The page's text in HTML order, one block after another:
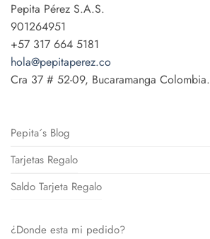
Pepita Pérez S.A.S.
901264951
+57 317 664 5181
hola@pepitaperez.co
Cra 37 # 52-09, Bucaramanga Colombia.
Pepita´s Blog
Tarjetas Regalo
Saldo Tarjeta Regalo
¿Donde esta mi pedido?